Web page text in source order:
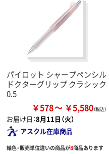
パイロット シャープペンシル
ドクターグリップ クラシック
0.5
￥578 ￥5,580
お届け日：8月11日（火）
アスクル在庫商品
軸色・販売単位違いの商品が8商品あります